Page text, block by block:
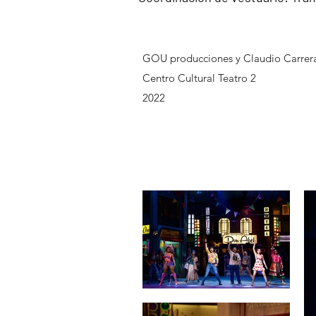
GOU producciones y Claudio
Centro Cultural Teatro 2
2022